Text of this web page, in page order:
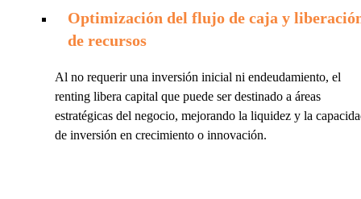
Optimización del flujo de caja y
de recursos
Al no requerir una inversión inicial ni endeudamiento, el
renting libera capital que puede ser destinado a áreas
estratégicas del negocio, mejorando la liquidez y la
de inversión en crecimiento o innovación.